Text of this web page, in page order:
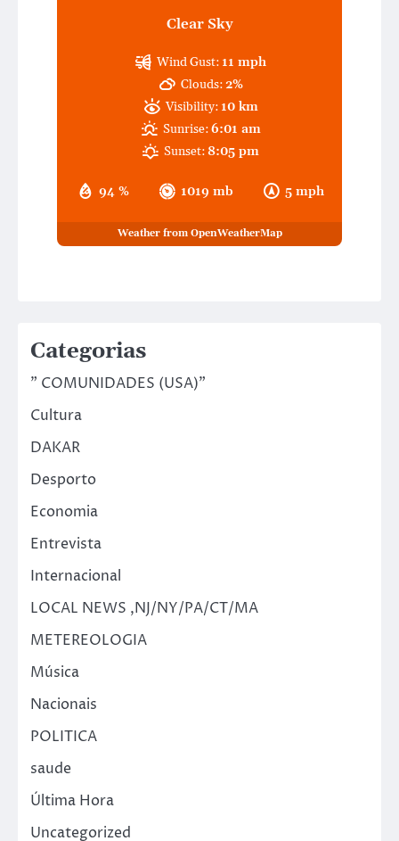
Clear Sky
94 % 1019 mb 5 mph
Wind Gust: 11 mph
Clouds:2%
Visibility: 10 km
Sunrise:6:01 am
Sunset:8:05 pm
Weather from OpenWeatherMap
Categorias
" COMUNIDADES (USA)"
Cultura
DAKAR
Desporto
Economia
Entrevista
Internacional
LOCAL NEWS ,NJ/NY/PA/CT/MA
METEREOLOGIA
Música
Nacionais
POLITICA
saude
Última Hora
Uncategorized